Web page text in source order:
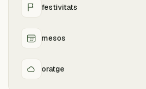
festivitats
mesos
oratge